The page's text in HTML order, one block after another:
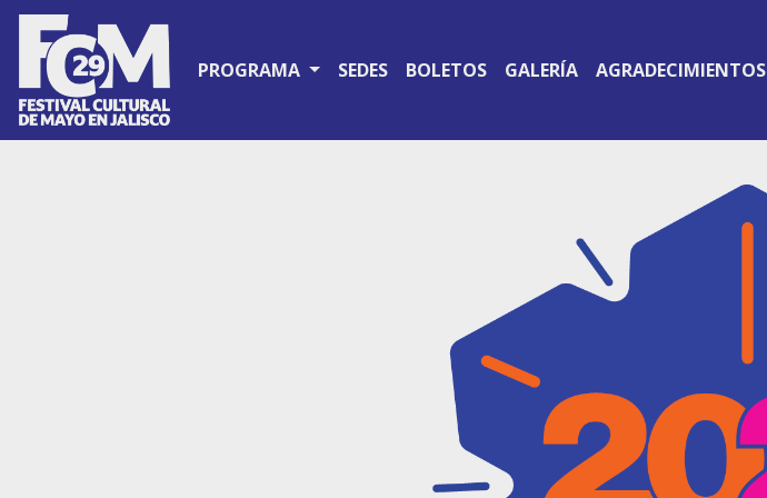
PROGRAMA SEDES BOLETOS GALERÍA AGRADECIMIENTOS